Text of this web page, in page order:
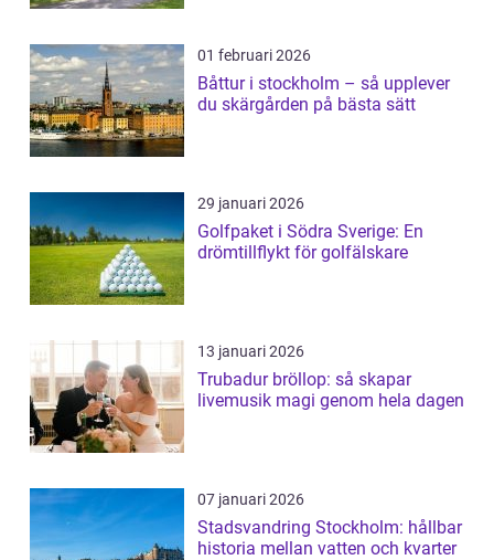
01 februari 2026
Båttur i stockholm – så upplever
du skärgården på bästa sätt
29 januari 2026
Golfpaket i Södra Sverige: En
drömtillflykt för golfälskare
13 januari 2026
Trubadur bröllop: så skapar
livemusik magi genom hela dagen
07 januari 2026
Stadsvandring Stockholm: hållbar
historia mellan vatten och kvarter